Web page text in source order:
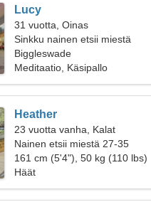
Lucy
31 vuotta, Oinas
Sinkku nainen etsii miestä
Biggleswade
Meditaatio, Käsipallo
Heather
23 vuotta vanha, Kalat
Nainen etsii miestä 27-35
161 cm (5'4"), 50 kg (110 lbs)
Häät